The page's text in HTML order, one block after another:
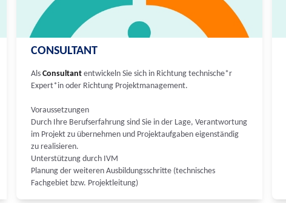
CONSULTANT
AlsConsultantentwickeln Sie sich in Richtung technische*r
Expert*in oder Richtung Projektmanagement.
Voraussetzungen
Durch Ihre Berufserfahrung sind Sie in der Lage, Verantwortung
im Projekt zu übernehmen und Projektaufgaben eigenständig
zu realisieren.
Unterstützung durch IVM
Planung der weiteren Ausbildungsschritte (technisches
Fachgebiet bzw. Projektleitung)